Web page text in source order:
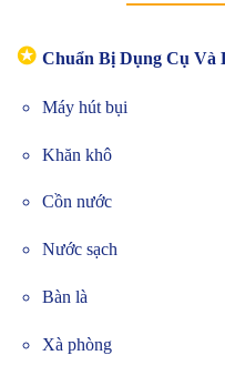
✪ Chuẩn Bị Dụng Cụ Và
Máy hút bụi
Khăn khô
Cồn nước
Nước sạch
Bàn là
Xà phòng